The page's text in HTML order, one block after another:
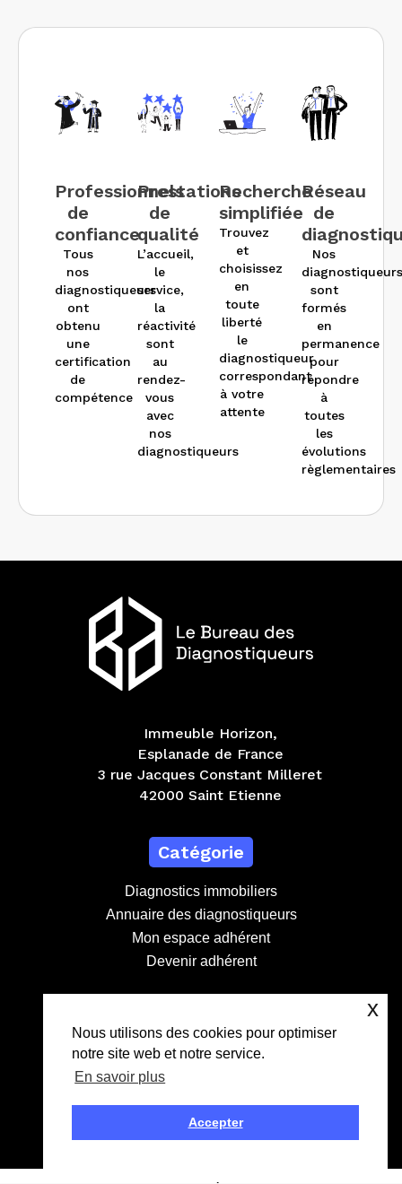
Professionnels
de
confiance
Tous
nos
diagnostiqueurs
ont
obtenu
une
certification
de
compétence
Prestations
de
qualité
L’accueil,
le
service,
la
réactivité
sont
au
rendez-
vous
avec
nos
diagnostiqueurs
Recherche
simplifiée
Trouvez
et
choisissez
en
toute
liberté
le
diagnostiqueur
correspondant
à votre
attente
Réseau
de
Nos
diagnostiqueurs
sont
formés
en
permanence
pour
répondre
à
toutes
les
évolutions
règlementaires
Immeuble Horizon,
Esplanade de France
3 rue Jacques Constant Milleret
42000 Saint Etienne
Catégorie
Diagnostics immobiliers
Annuaire des diagnostiqueurs
Mon espace adhérent
Devenir adhérent
contact@lebdd.fr
04 81 09 71 90
Création
Nous utilisons des cookies pour optimiser
notre site web et notre service.
En savoir plus
Accepter
x